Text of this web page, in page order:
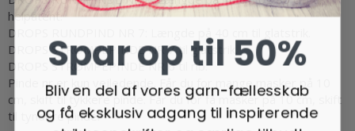
helpatent.
DROPS RUNDPIND NR 7: Længde på 40 cm til glatstrik.
DROPS STRØMPEPINDE NR 7 til glatstrik.
DROPS STRØMPEPINDE NR 6 til rib.
Pinde nr er kun vejledende. Får du for mange masker på 10
cm, skift til tykkere pinde. Får du for få masker på 10 cm, skift
til tyndere pinde.
Spar op til 50%
Bliv en del af vores garn-fællesskab
og få eksklusiv adgang til inspirerende